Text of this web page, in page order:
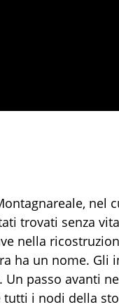
nel
trovati senza
nella
ha un nome. Gli
passo avanti
i nodi della